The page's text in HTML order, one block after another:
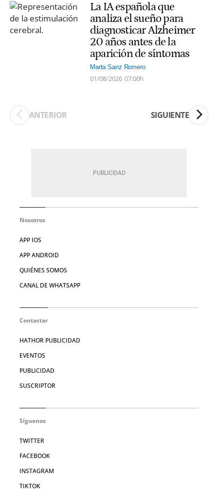
La IA española que
analiza el sueño para
diagnosticar Alzheimer
20 años antes de la
aparición de síntomas
Marta Sanz Romero
01/08/2026 07:00h
ANTERIOR SIGUIENTE
Nosotros
APP IOS
APP ANDROID
QUIÉNES SOMOS
CANAL DE WHATSAPP
Contactar
HATHOR PUBLICIDAD
EVENTOS
PUBLICIDAD
SUSCRIPTOR
Síguenos
TWITTER
FACEBOOK
INSTAGRAM
TIKTOK